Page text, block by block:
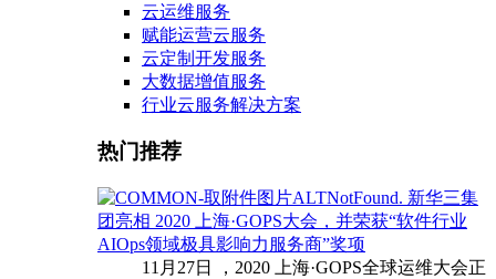
云运维服务
赋能运营云服务
云定制开发服务
大数据增值服务
行业云服务解决方案
热门推荐
新华三集
团亮相 2020 上海·GOPS大会，并荣获“软件行业
AIOps领域极具影响力服务商”奖项
11月27日 ，2020 上海·GOPS全球运维大会正